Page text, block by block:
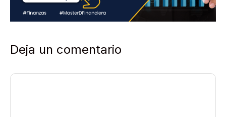
Deja un comentario
Comentario